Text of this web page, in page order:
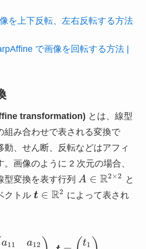
を上下反転、左右反転する方法
で画像を回転する方法 |
transformation) とは、線型
組み合わせで表される変換で
動、せん断、反転などはアフィ
。画像のように 2 次元の場合、
型変換を表す行列
A \in
\times 2}
A ∈ R2×2
と
クトル \bm{t} \in
t ∈ R2 によって表され
A = \begin{pmatrix}
a11 a12 t1